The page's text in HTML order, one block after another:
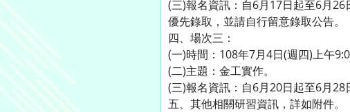
(三)報名資訊：自6月17日起至6月
優先錄取，並請自行留意錄取公告。
四、場次三：
(一)時間：108年7月4日(週四)上午
(二)主題：金工實作。
(三)報名資訊：自6月20日起至6月
五、其他相關研習資訊，詳如附件。